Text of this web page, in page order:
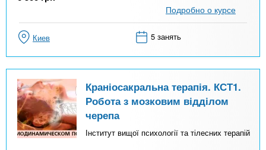
Подробно о курсе
Киев 5 занять
Краніосакральна терапія. КСТ1.
Робота з мозковим відділом
черепа
Інститут вищої психології та тілесних терапій